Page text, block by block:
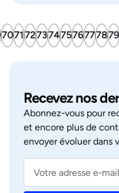
70717273747576777879
Recevez nos
Abonnez‑vous pour
et encore plus de
envoyer évoluer dans